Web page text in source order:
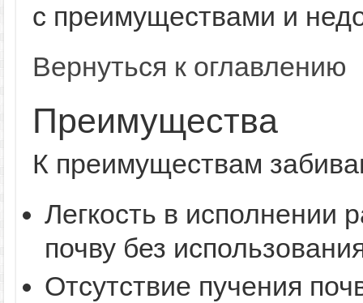
с преимуществами и
Вернуться к оглавлению
Преимущества
К преимуществам
Легкость в исполнении
почву без
Отсутствие пучения